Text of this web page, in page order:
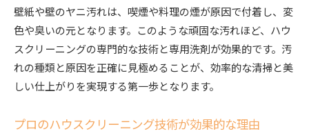
ハウスクリーニングで仕上がりに差が出る理由
素材や範囲に応じた適切な業者選びのコツ
キッチンや浴室の汚れを徹底除去する方法
キッチンの油汚れをハウスクリーニングで解消
する流れ
浴室の黒カビや水垢もプロの技で徹底除去
壁紙や壁のヤニ汚れは、喫煙や料理の煙が原因で付着し、変
色や臭いの元となります。このような頑固な汚れほど、ハウ
スクリーニングの専門的な技術と専用洗剤が効果的です。汚
れの種類と原因を正確に見極めることが、効率的な清掃と美
しい仕上がりを実現する第一歩となります。
プロのハウスクリーニング技術が効果的な理由